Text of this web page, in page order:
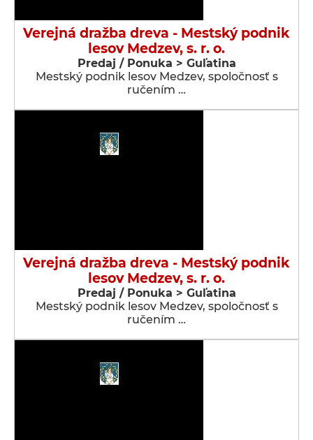
Verejná dražba dreva - Mestský podnik
lesov Medzev, s. r. o.
Predaj / Ponuka > Guľatina
Mestský podnik lesov Medzev, spoločnosť s
ručením …
Verejná dražba dreva - Mestský podnik
lesov Medzev, s. r. o.
Predaj / Ponuka > Guľatina
Mestský podnik lesov Medzev, spoločnosť s
ručením …